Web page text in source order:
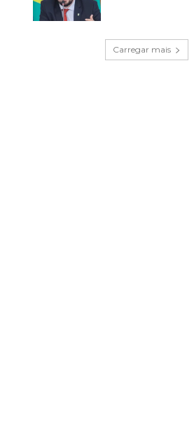
Carregar mais